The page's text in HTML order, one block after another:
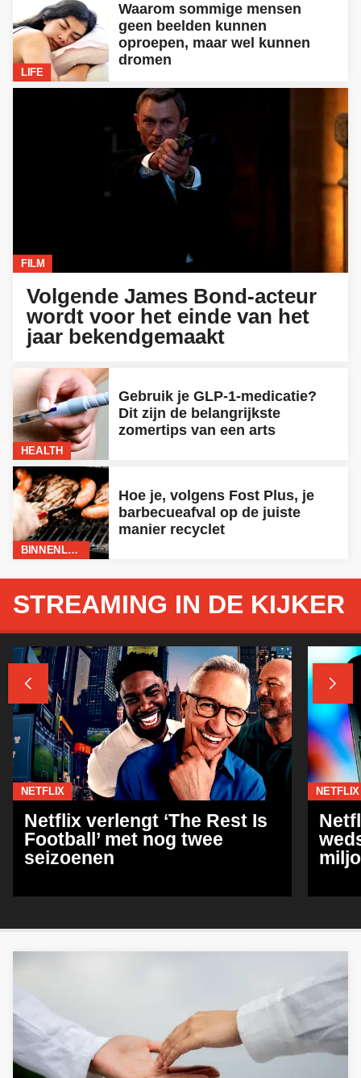
LIFE
Waarom sommige mensen
geen beelden kunnen
oproepen, maar wel kunnen
dromen
FILM
Volgende James Bond-acteur
wordt voor het einde van het
jaar bekendgemaakt
HEALTH
Gebruik je GLP-1-medicatie?
Dit zijn de belangrijkste
zomertips van een arts
BINNENLAND
Hoe je, volgens Fost Plus, je
barbecueafval op de juiste
manier recyclet
STREAMING IN DE KIJKER
 
NETFLIX
Netflix verlengt ‘The Rest Is
Football’ met nog twee
seizoenen
NETFLIX